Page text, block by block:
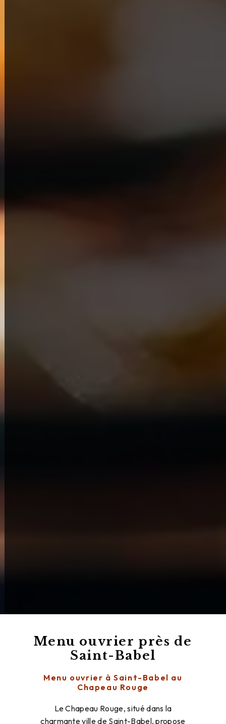
Menu ouvrier près de
Saint-Babel
Menu ouvrier à Saint-Babel au
Chapeau Rouge
Le Chapeau Rouge, situé dans la
charmante ville de Saint-Babel, propose